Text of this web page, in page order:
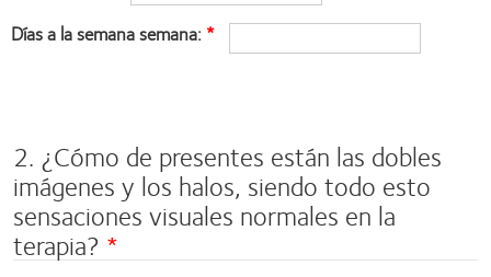
Días a la semana semana:
2. ¿Cómo de presentes están las dobles
imágenes y los halos, siendo todo esto
sensaciones visuales normales en la
terapia?